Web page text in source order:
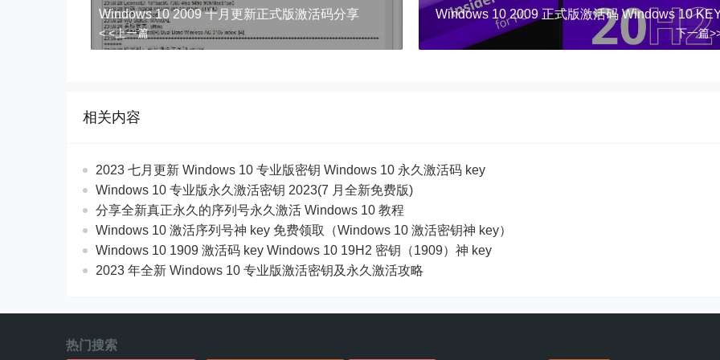
Windows 10 2009 十月更新正式版激活码分享
< <上一篇
Windows 10 2009 正式版激活码 Windows 10
下一篇
相关内容
2023 七月更新 Windows 10 专业版密钥 Windows 10 永久激活码 key
Windows 10 专业版永久激活密钥 2023(7 月全新免费版)
分享全新真正永久的序列号永久激活 Windows 10 教程
Windows 10 激活序列号神 key 免费领取（Windows 10 激活密钥神 key）
Windows 10 1909 激活码 key Windows 10 19H2 密钥（1909）神 key
2023 年全新 Windows 10 专业版激活密钥及永久激活攻略
热门搜索